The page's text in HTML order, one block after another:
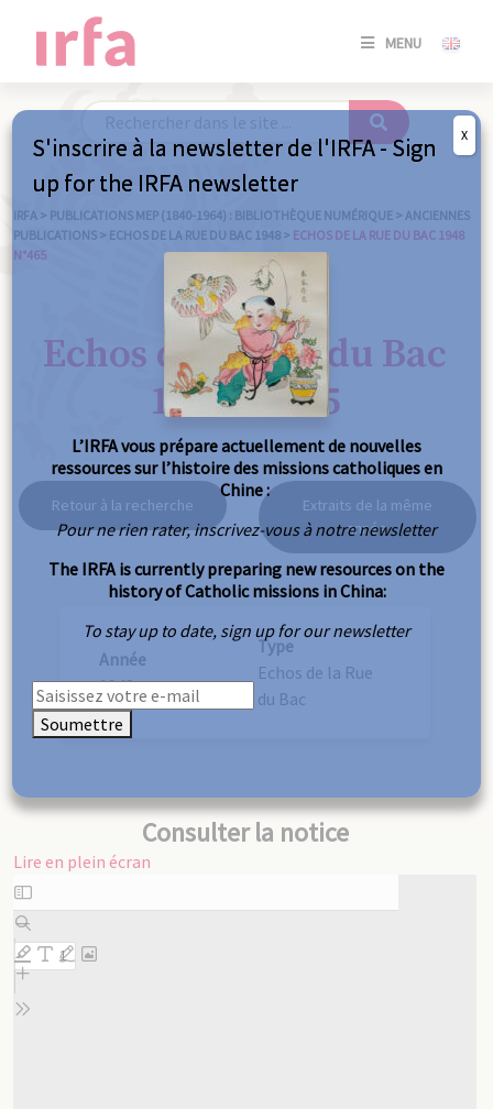
MENU
SE
/
IRFA > PUBLICATIONS MEP (1840-1964) : BIBLIOTHÈQUE NUMÉRIQUE > ANCIENNES
PUBLICATIONS > ECHOS DE LA RUE DU BAC 1948 > ECHOS DE LA RUE DU BAC 1948
N°465
Echos de la Rue du Bac
1948 n°465
Retour à la recherche
Extraits de la même
année
Année
1948
Type
Echos de la Rue
du Bac
Consulter la notice
Lire en plein écran
Aller
au
contenu
PDF
S'inscrire à la newsletter de l'IRFA - Sign
up for the IRFA newsletter
L’IRFA vous prépare actuellement de nouvelles
ressources sur l’histoire des missions catholiques en
Chine :
Pour ne rien rater, inscrivez-vous à notre newsletter
The IRFA is currently preparing new resources on the
history of Catholic missions in China:
To stay up to date, sign up for our newsletter
Soumettre
X